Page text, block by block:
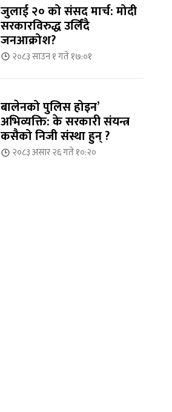
जुलाई २० को संसद मार्च: मोदी
सरकारविरुद्ध उर्लिंदै
जनआक्रोश?
२०८३ साउन १ गते १७:०१
बालेनको पुलिस होइन’
अभिव्यक्ति: के सरकारी संयन्त्र
कसैको निजी संस्था हुन् ?
२०८३ असार २६ गते १०:२०